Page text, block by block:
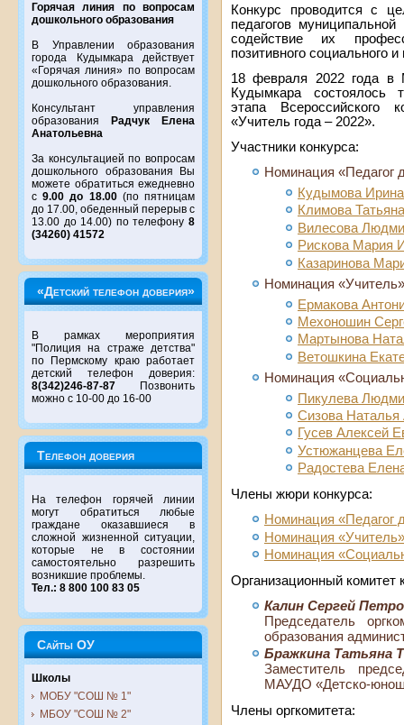
Горячая линия по вопросам
дошкольного образования
В Управлении образования
города Кудымкара действует
«Горячая линия» по вопросам
дошкольного образования.
Консультант управления
образования
Радчук Елена
Анатольевна
За консультацией по вопросам
дошкольного образования Вы
можете обратиться ежедневно
с9.00 до 18.00(по пятницам
до 17.00, обеденный перерыв с
13.00 до 14.00) по телефону 8
(34260) 41572
«Детский телефон доверия»
В рамках мероприятия
"Полиция на страже детства"
по Пермскому краю работает
детский телефон доверия:
8(342)246-87-87 Позвонить
можно с 10-00 до 16-00
Телефон доверия
На телефон горячей линии
могут обратиться любые
граждане оказавшиеся в
сложной жизненной ситуации,
которые не в состоянии
самостоятельно разрешить
возникшие проблемы.
Тел.: 8 800 100 83 05
Сайты ОУ
Школы
МОБУ "СОШ № 1"
МБОУ "СОШ № 2"
Конкурс проводится с
педагогов
содействие их
позитивного социального
18 февраля 2022 года в
Кудымкара состоялось
этапа Всероссийского
«Учитель года – 2022».
Участники конкурса:
Номинация «Педагог
Кудымова
Климова
Вилесова
Рискова Мария
Казаринова
Номинация «Учитель»
Ермакова
Мехоношин
Мартынова
Ветошкина
Номинация
Пикулева
Сизова Наталья
Гусев Алексей
Устюжанцева
Радостева
Члены жюри конкурса:
Номинация «Педагог
Номинация «Учитель»
Номинация
Организационный комитет
Калин Сергей
Председатель
образования
Бражкина Татьяна
Заместитель
МАУДО «Детско-
Члены оргкомитета: